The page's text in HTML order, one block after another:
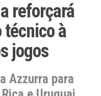
reforçará
técnico à
jogos
Azzurra para